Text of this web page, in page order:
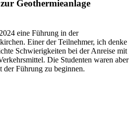
Geothermieanlage
eine Führung in der
Einer der Teilnehmer, ich denke
Schwierigkeiten bei der Anreise mit
Die Studenten waren aber
der Führung zu beginnen.